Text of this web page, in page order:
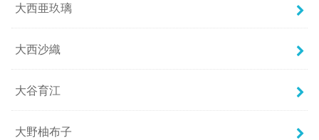
大西亜玖璃
大西沙織
大谷育江
大野柚布子